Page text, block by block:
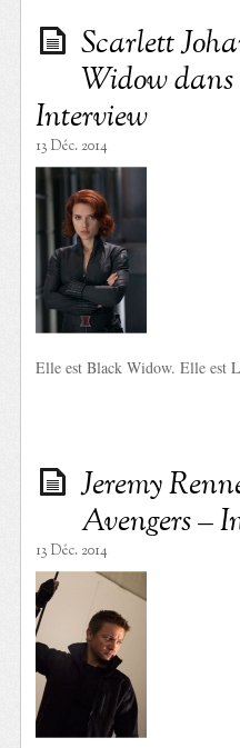
Scarlett
Widow dans
Interview
13 Déc. 2014
Elle est Black Widow. Elle est
Jeremy
Avengers –
13 Déc. 2014